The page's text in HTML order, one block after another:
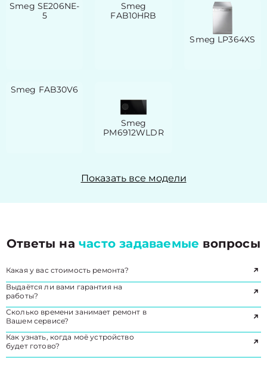
Smeg SE206NE-
5
Smeg
FAB10HRB
Smeg LP364XS
Smeg FAB30V6
Smeg
PM6912WLDR
Показать все модели
Ответы начасто задаваемые вопросы
Какая у вас стоимость ремонта?
Выдаётся ли вами гарантия на
работы?
Сколько времени занимает ремонт в
Вашем сервисе?
Как узнать, когда моё устройство
будет готово?